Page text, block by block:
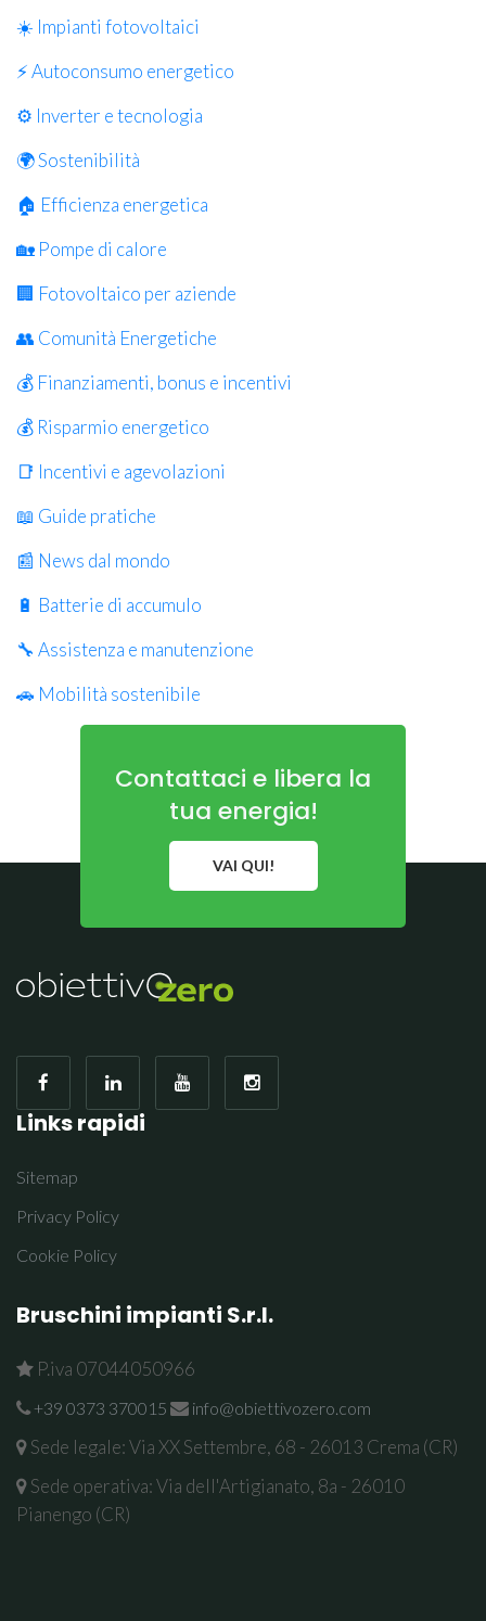
☀️ Impianti fotovoltaici
⚡ Autoconsumo energetico
⚙️ Inverter e tecnologia
🌍 Sostenibilità
🏠 Efficienza energetica
🏡 Pompe di calore
🏢 Fotovoltaico per aziende
👥 Comunità Energetiche
💰 Finanziamenti, bonus e incentivi
💰 Risparmio energetico
📑 Incentivi e agevolazioni
📖 Guide pratiche
📰 News dal mondo
🔋 Batterie di accumulo
🔧 Assistenza e manutenzione
🚗 Mobilità sostenibile
Contattaci e libera la
tua energia!
VAI QUI!
Links rapidi
Sitemap
Privacy Policy
Cookie Policy
Bruschini impianti S.r.l.
P.iva 07044050966
+39 0373 370015 info@obiettivozero.com
Sede legale: Via XX Settembre, 68 - 26013 Crema (CR)
Sede operativa: Via dell'Artigianato, 8a - 26010
Pianengo (CR)